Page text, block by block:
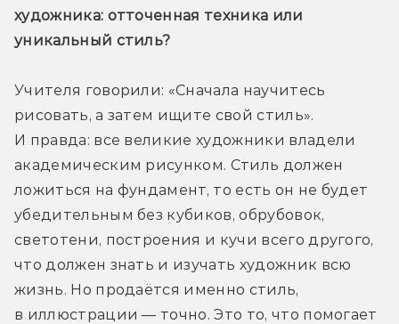
художника: отточенная техника или
уникальный стиль?
Учителя говорили: «Сначала научитесь
рисовать, а затем ищите свой стиль».
И правда: все великие художники владели
академическим рисунком. Стиль должен
ложиться на фундамент, то есть он не будет
убедительным без кубиков, обрубовок,
светотени, построения и кучи всего другого,
что должен знать и изучать художник всю
жизнь. Но продаётся именно стиль,
в иллюстрации — точно. Это то, что помогает